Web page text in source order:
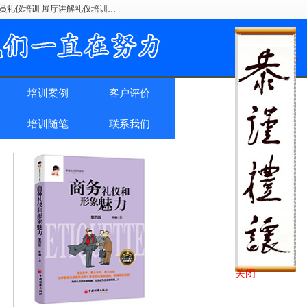
礼仪培训 展厅讲解礼仪培训…
培训案例 客户评价
培训随笔 联系我们
关闭